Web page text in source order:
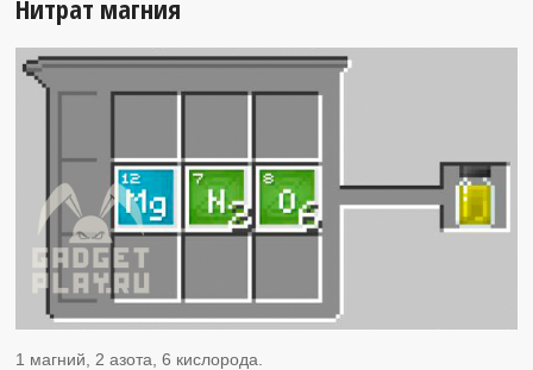
Нитрат магния
1 магний, 2 азота, 6 кислорода.